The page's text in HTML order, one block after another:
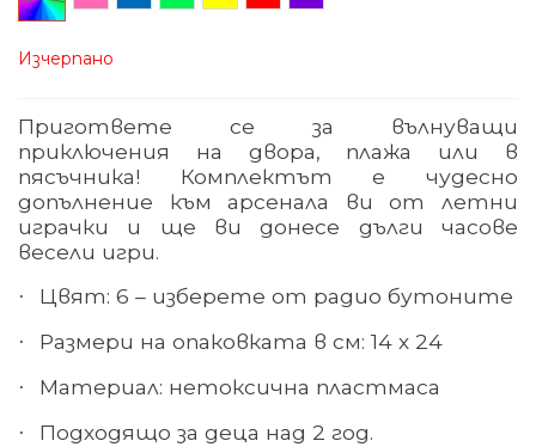
микс
Изчерпано
Пригответе се за вълнуващи
приключения
на двора, плажа или в
пясъчника! Комплектът е чудесно
допълнение към арсенала ви от летни
играчки и ще ви донесе дълги часове
весели игри.
· Цвят: 6 – изберете от радио бутоните
· Размери на опаковката в см: 14 х 24
· Материал: нетоксична пластмаса
· Подходящо за деца над 2 год.